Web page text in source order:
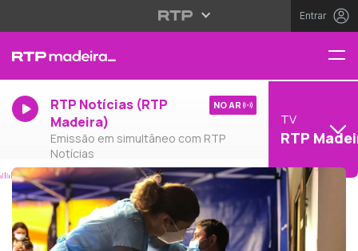
Entrar
RTP Notícias (RTP
Madeira)
Emissão em simultâneo com RTP
Notícias
NO AR
TV
RTP